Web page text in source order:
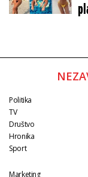
Politika
TV
Društvo
Hronika
Sport
Marketing